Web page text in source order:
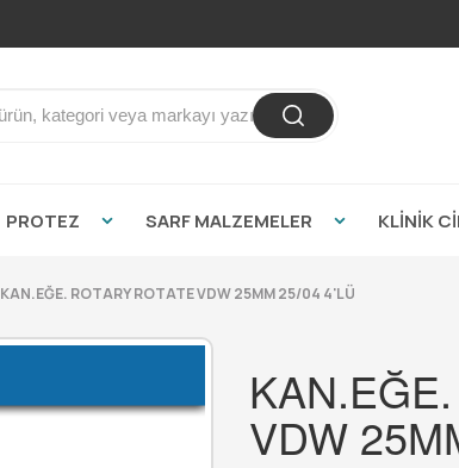
PROTEZ SARF MALZEMELER KLİNİK
KAN.EĞE. ROTARY ROTATE VDW 25MM 25/04 4'LÜ
VDW